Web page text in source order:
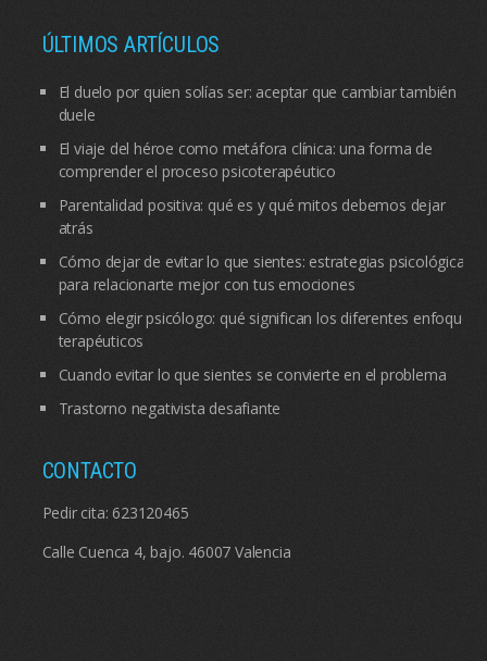
ÚLTIMOS ARTÍCULOS
El duelo por quien solías ser: aceptar que cambiar también
duele
El viaje del héroe como metáfora clínica: una forma de
comprender el proceso psicoterapéutico
Parentalidad positiva: qué es y qué mitos debemos dejar
atrás
Cómo dejar de evitar lo que sientes: estrategias psicológicas
para relacionarte mejor con tus emociones
Cómo elegir psicólogo: qué significan los diferentes enfoques
terapéuticos
Cuando evitar lo que sientes se convierte en el problema
Trastorno negativista desafiante
CONTACTO
Pedir cita: 623120465
Calle Cuenca 4, bajo. 46007 Valencia